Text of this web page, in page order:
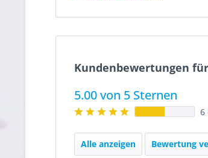
Kundenbewertungen
5.00 von 5 Sternen
6
Alle anzeigen Bewertung